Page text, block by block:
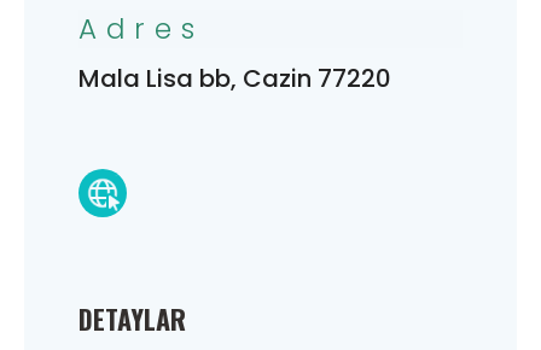
DETAYLAR
Adres
Mala Lisa bb, Cazin 77220